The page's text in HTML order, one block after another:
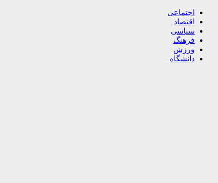
اجتماعی
اقتصاد
سیاسی
فرهنگ
ورزش
دانشگاه